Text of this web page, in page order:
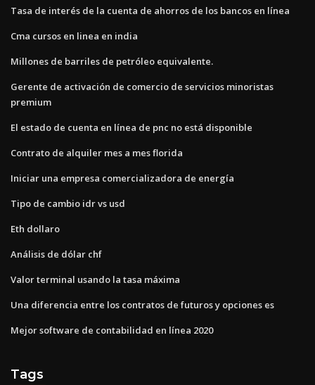
Tasa de interés de la cuenta de ahorros de los bancos en línea
Cma cursos en linea en india
Millones de barriles de petróleo equivalente.
Gerente de activación de comercio de servicios minoristas
premium
El estado de cuenta en línea de pnc no está disponible
Contrato de alquiler mes a mes florida
Iniciar una empresa comercializadora de energía
Tipo de cambio idr vs usd
Eth dollaro
Análisis de dólar chf
Valor terminal usando la tasa máxima
Una diferencia entre los contratos de futuros y opciones es
Mejor software de contabilidad en línea 2020
Tags